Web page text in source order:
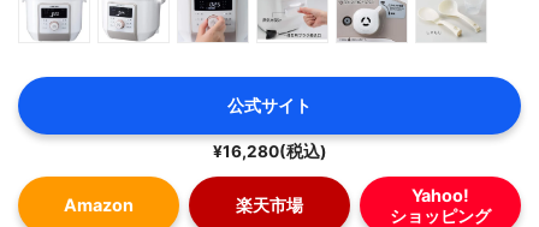
公式サイト
¥16,280(税込)
Amazon 楽天市場
Yahoo!
ショッピング